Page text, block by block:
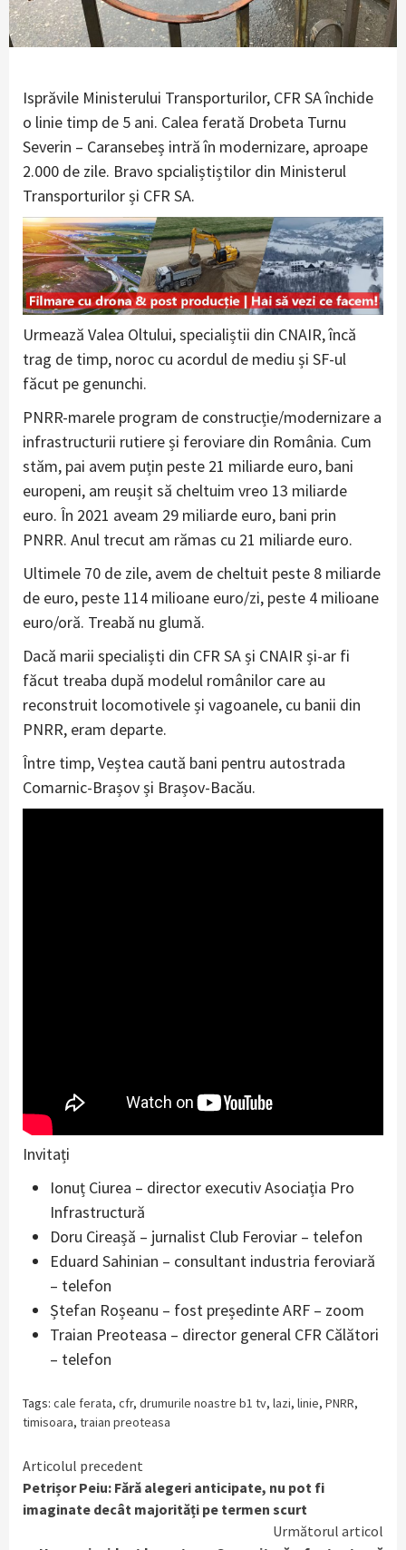
Isprăvile Ministerului Transporturilor, CFR SA închide
o linie timp de 5 ani. Calea ferată Drobeta Turnu
Severin – Caransebeș intră în modernizare, aproape
2.000 de zile. Bravo spcialiștiștilor din Ministerul
Transporturilor și CFR SA.
Urmează Valea Oltului, specialiștii din CNAIR, încă
trag de timp, noroc cu acordul de mediu și SF-ul
făcut pe genunchi.
PNRR-marele program de construcție/modernizare a
infrastructurii rutiere și feroviare din România. Cum
stăm, pai avem puțin peste 21 miliarde euro, bani
europeni, am reușit să cheltuim vreo 13 miliarde
euro. În 2021 aveam 29 miliarde euro, bani prin
PNRR. Anul trecut am rămas cu 21 miliarde euro.
Ultimele 70 de zile, avem de cheltuit peste 8 miliarde
de euro, peste 114 milioane euro/zi, peste 4 milioane
euro/oră. Treabă nu glumă.
Dacă marii specialiști din CFR SA și CNAIR și-ar fi
făcut treaba după modelul românilor care au
reconstruit locomotivele și vagoanele, cu banii din
PNRR, eram departe.
Între timp, Veștea caută bani pentru autostrada
Comarnic-Brașov și Brașov-Bacău.
Invitați
Ionuț Ciurea – director executiv Asociația Pro
Infrastructură
Doru Cireașă – jurnalist Club Feroviar – telefon
Eduard Sahinian – consultant industria feroviară
– telefon
Ștefan Roșeanu – fost președinte ARF – zoom
Traian Preoteasa – director general CFR Călători
– telefon
Tags: cale ferata, cfr, drumurile noastre b1 tv, lazi, linie, PNRR,
timisoara, traian preoteasa
Continue
Reading
Articolul precedent
Petrișor Peiu: Fără alegeri anticipate, nu pot fi
imaginate decât majorități pe termen scurt
Următorul articol